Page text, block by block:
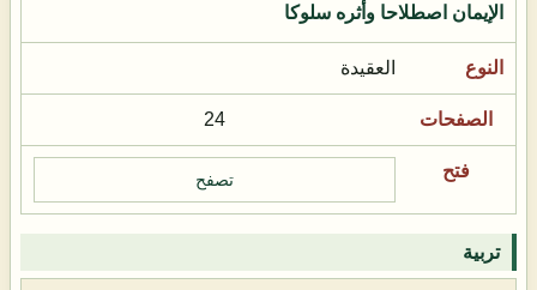
الإيمان اصطلاحا وأثره سلوكا
العقيدة
24
تصفح
تربية